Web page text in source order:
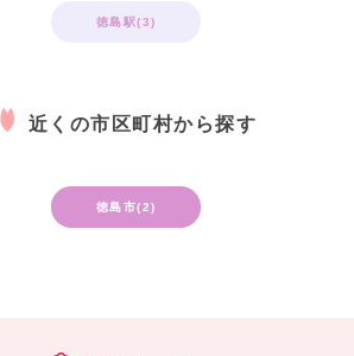
徳島駅(3)
近くの市区町村から探す
徳島市(2)